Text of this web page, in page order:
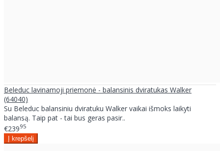
Beleduc lavinamoji priemonė - balansinis dviratukas Walker
(64040)
Su Beleduc balansiniu dviratuku Walker vaikai išmoks laikyti
balansą. Taip pat - tai bus geras pasir..
€23995